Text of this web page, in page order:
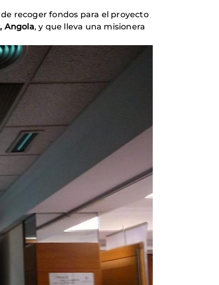
recoger fondos para el proyecto
Angola, y que lleva una misionera